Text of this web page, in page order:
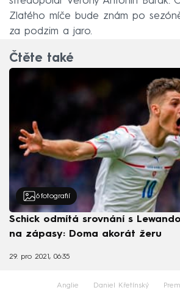
Zlatého míče bude znám po
za podzim a jaro.
Čtěte také
6 fotografií
Schick odmítá srovnání s
na zápasy: Doma akorát žeru
29. pro 2021, 06:35
Anglie Daniel Křetínský